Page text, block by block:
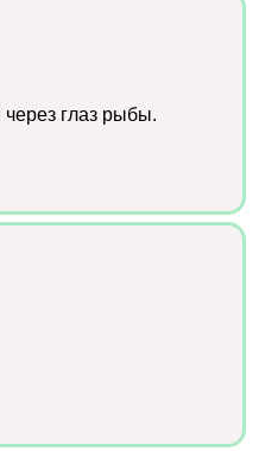
через глаз рыбы.